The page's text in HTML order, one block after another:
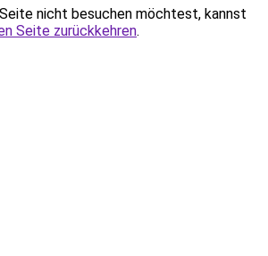
nicht besuchen möchtest, kannst
Seite zurückkehren.